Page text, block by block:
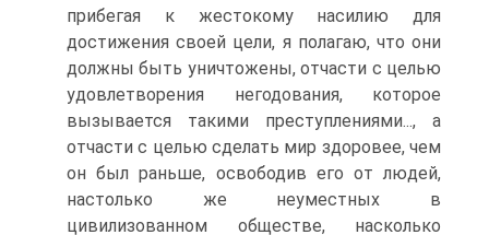
прибегая к жестокому насилию для
достижения своей цели, я полагаю, что они
должны быть уничтожены, отчасти с целью
удовлетворения негодования, которое
вызывается такими преступлениями..., а
отчасти с целью сделать мир здоровее, чем
он был раньше, освободив его от людей,
настолько же неуместных в
цивилизованном обществе, насколько